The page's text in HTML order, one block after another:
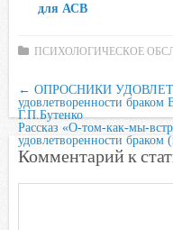
для АСВ
ПСИХОЛОГИЧЕСКОЕ
← ОПРОСНИКИ
удовлетворенности
Г.П.Бутенко
Рассказ «О-том-как-мы-
удовлетворенности
Комментарий к